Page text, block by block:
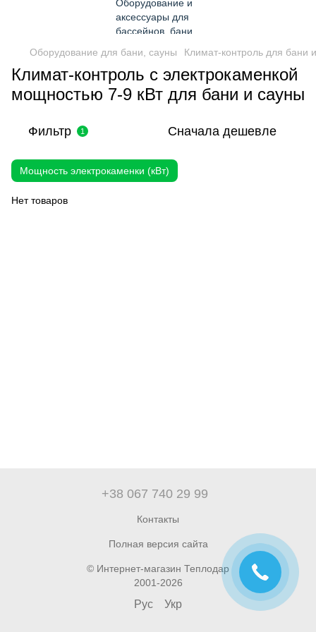
Оборудование для бани, сауны Климат-контроль для бани
Климат-контроль с электрокаменкой
мощностью 7-9 кВт для бани и сауны
Фильтр 1 Сначала дешевле
Мощность электрокаменки (кВт)
Нет товаров
+38 067 740 29 99
Контакты
Полная версия сайта
© Интернет-магазин Теплодар
2001-2026
Рус Укр